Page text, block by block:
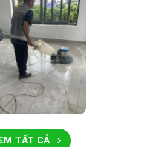
TẤT CẢ